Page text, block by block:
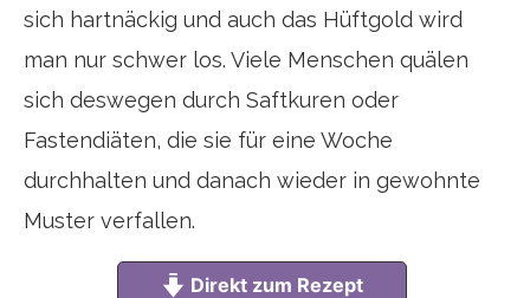
sich hartnäckig und auch das Hüftgold wird
man nur schwer los. Viele Menschen quälen
sich deswegen durch Saftkuren oder
Fastendiäten, die sie für eine Woche
durchhalten und danach wieder in gewohnte
Muster verfallen.
Direkt zum Rezept